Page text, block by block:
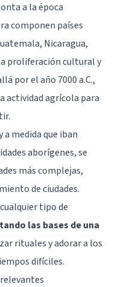
a la época
componen países
Nicaragua,
proliferación cultural y
por el año 7000 a.C.,
actividad agrícola para
medida que iban
aborígenes, se
más complejas,
de ciudades.
tipo de
las bases de una
rituales y adorar a los
difíciles.